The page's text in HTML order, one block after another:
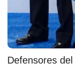
Defensores